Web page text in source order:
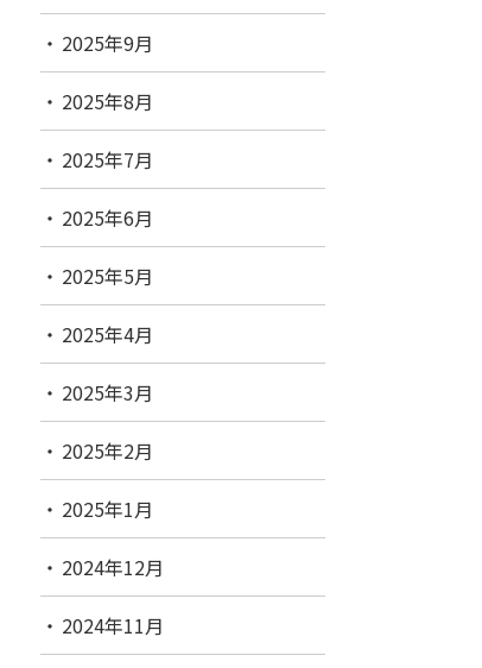
2025年9月
2025年8月
2025年7月
2025年6月
2025年5月
2025年4月
2025年3月
2025年2月
2025年1月
2024年12月
2024年11月